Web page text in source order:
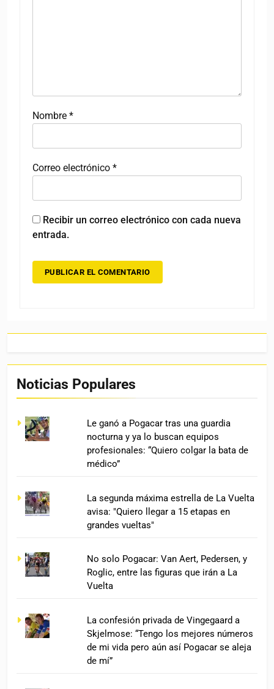
Nombre *
Correo electrónico *
Recibir un correo electrónico con cada nueva
entrada.
Noticias Populares
Le ganó a Pogacar tras una guardia
nocturna y ya lo buscan equipos
profesionales: “Quiero colgar la bata de
médico”
La segunda máxima estrella de La Vuelta
avisa: "Quiero llegar a 15 etapas en
grandes vueltas"
No solo Pogacar: Van Aert, Pedersen, y
Roglic, entre las figuras que irán a La
Vuelta
La confesión privada de Vingegaard a
Skjelmose: “Tengo los mejores números
de mi vida pero aún así Pogacar se aleja
de mí”